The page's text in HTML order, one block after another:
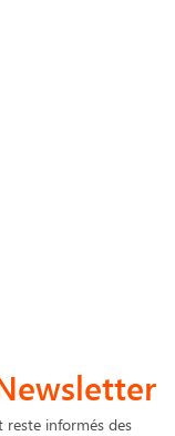
informés des